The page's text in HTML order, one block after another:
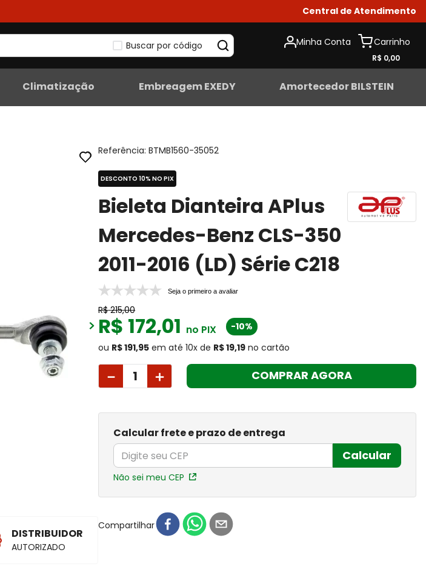
Central de Atendimento
Buscar por código Minha Conta
R$ 0,00
Climatização Embreagem EXEDY Amortecedor BILSTEIN
DISTRIBUIDOR
AUTORIZADO
Referência:BTMB1560-35052
DESCONTO 10% NO PIX
Bieleta Dianteira APlus
Mercedes-Benz CLS-350
2011-2016 (LD) Série C218
Seja o primeiro a avaliar
R$ 215,00
R$ 172,01 no PIX
-10%
ou R$ 191,95 em até 10x de R$ 19,19 no cartão
＋
－ COMPRAR AGORA
Calcular frete e prazo de entrega
Calcular
Não sei meu CEP
Compartilhar